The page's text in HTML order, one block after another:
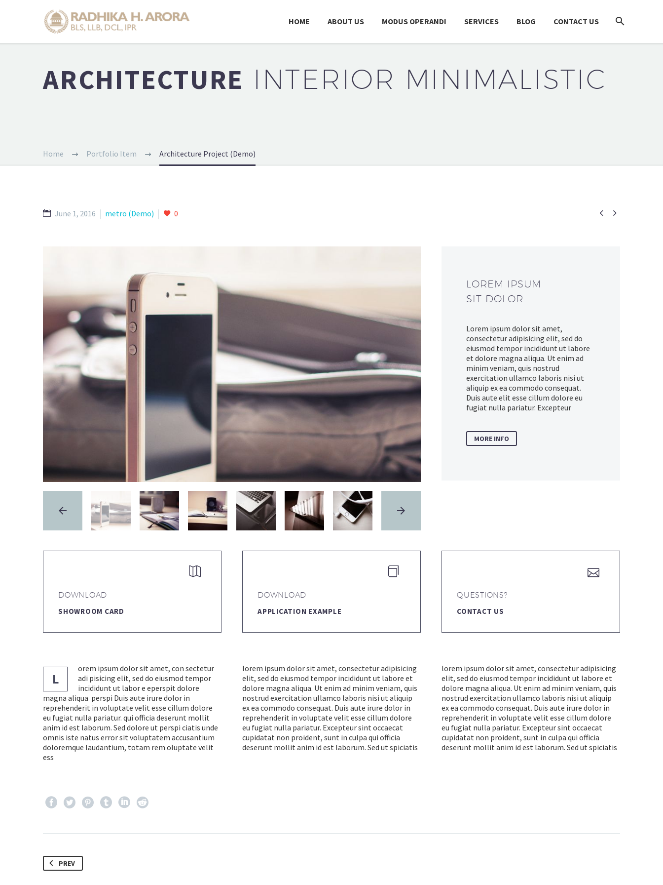
HOME ABOUT US MODUS OPERANDI SERVICES BLOG CONTACT US
ARCHITECTURE INTERIOR MINIMALISTIC
Home Portfolio Item Architecture Project (Demo)
 
June 1, 2016 metro (Demo) 0
LOREM IPSUM
SIT DOLOR
Lorem ipsum dolor sit amet,
consectetur adipisicing elit, sed do
eiusmod tempor incididunt ut labore
et dolore magna aliqua. Ut enim ad
minim veniam, quis nostrud
exercitation ullamco laboris nisi ut
aliquip ex ea commodo consequat.
Duis aute elit esse cillum dolore eu
fugiat nulla pariatur. Excepteur
MORE INFO


DOWNLOAD
SHOWROOM CARD


DOWNLOAD
APPLICATION EXAMPLE


QUESTIONS?
CONTACT US
L
orem ipsum dolor sit amet, con sectetur
adi pisicing elit, sed do eiusmod tempor
incididunt ut labor e eperspit dolore
magna aliqua perspi Duis aute irure dolor in
reprehenderit in voluptate velit esse cillum dolore
eu fugiat nulla pariatur. qui officia deserunt mollit
anim id est laborum. Sed dolore ut perspi ciatis unde
omnis iste natus error sit voluptatem accusantium
doloremque laudantium, totam rem oluptate velit
ess
lorem ipsum dolor sit amet, consectetur adipisicing
elit, sed do eiusmod tempor incididunt ut labore et
dolore magna aliqua. Ut enim ad minim veniam, quis
nostrud exercitation ullamco laboris nisi ut aliquip
ex ea commodo consequat. Duis aute irure dolor in
reprehenderit in voluptate velit esse cillum dolore
eu fugiat nulla pariatur. Excepteur sint occaecat
cupidatat non proident, sunt in culpa qui officia
deserunt mollit anim id est laborum. Sed ut spiciatis
lorem ipsum dolor sit amet, consectetur adipisicing
elit, sed do eiusmod tempor incididunt ut labore et
dolore magna aliqua. Ut enim ad minim veniam, quis
nostrud exercitation ullamco laboris nisi ut aliquip
ex ea commodo consequat. Duis aute irure dolor in
reprehenderit in voluptate velit esse cillum dolore
eu fugiat nulla pariatur. Excepteur sint occaecat
cupidatat non proident, sunt in culpa qui officia
deserunt mollit anim id est laborum. Sed ut spiciatis
PREV